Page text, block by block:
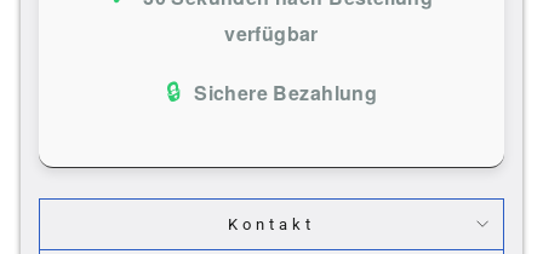
verfügbar
🔒 Sichere Bezahlung
Kontakt